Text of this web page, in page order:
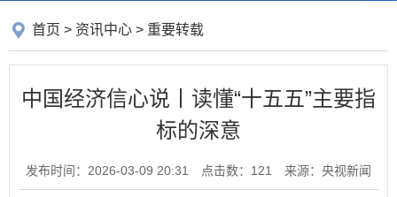
首页 > 资讯中心 > 重要转载
中国经济信心说丨读懂“十五五”主要指
标的深意
发布时间：2026-03-09 20:31 点击数： 121 来源：央视新闻